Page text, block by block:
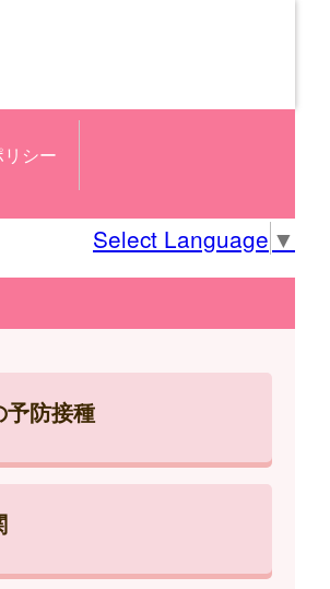
シー
Select Language ▼
予防接種